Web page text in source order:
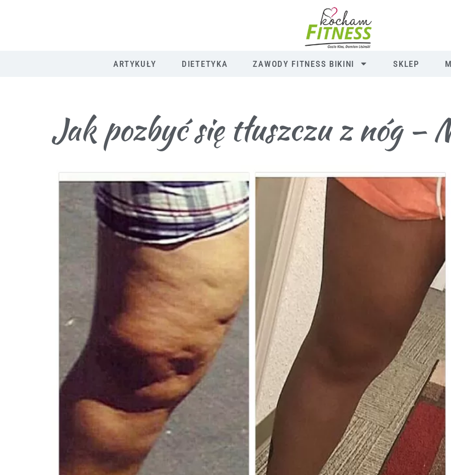
ARTYKUŁY DIETETYKA ZAWODY FITNESS BIKINI SKLEP
Jak pozbyć się tłuszczu z nóg –